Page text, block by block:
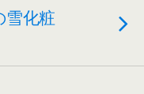
雪化粧